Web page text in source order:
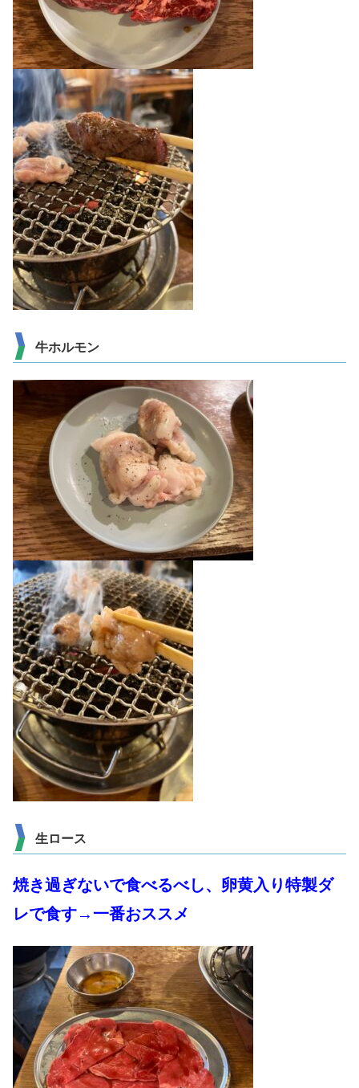
牛ホルモン
生ロース
焼き過ぎないで食べるべし、卵黄入り特製ダ
レで食す→一番おススメ